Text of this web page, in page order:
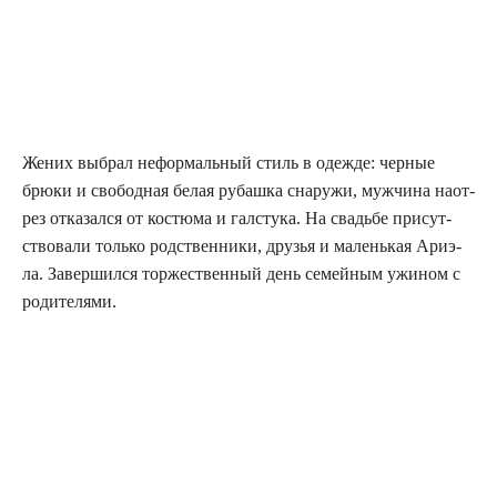
Жених выбрал нефор­маль­ный стиль в одеж­де: чер­ные
брю­ки и сво­бод­ная белая рубаш­ка сна­ру­жи, муж­чи­на наот­
рез отка­зал­ся от костю­ма и гал­сту­ка. На сва­дьбе при­сут­
ство­ва­ли толь­ко род­ствен­ни­ки, дру­зья и малень­кая Ари­э­
ла. Завер­шил­ся тор­же­ствен­ный день семей­ным ужи­ном с
родителями.